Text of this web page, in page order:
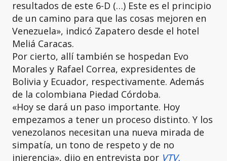
resultados de este 6-D (…) Este es el principio
de un camino para que las cosas mejoren en
Venezuela», indicó Zapatero desde el hotel
Meliá Caracas.
Por cierto, allí también se hospedan Evo
Morales y Rafael Correa, expresidentes de
Bolivia y Ecuador, respectivamente. Además
de la colombiana Piedad Córdoba.
«Hoy se dará un paso importante. Hoy
empezamos a tener un proceso distinto. Y los
venezolanos necesitan una nueva mirada de
simpatía, un tono de respeto y de no
injerencia», dijo en entrevista por VTV.